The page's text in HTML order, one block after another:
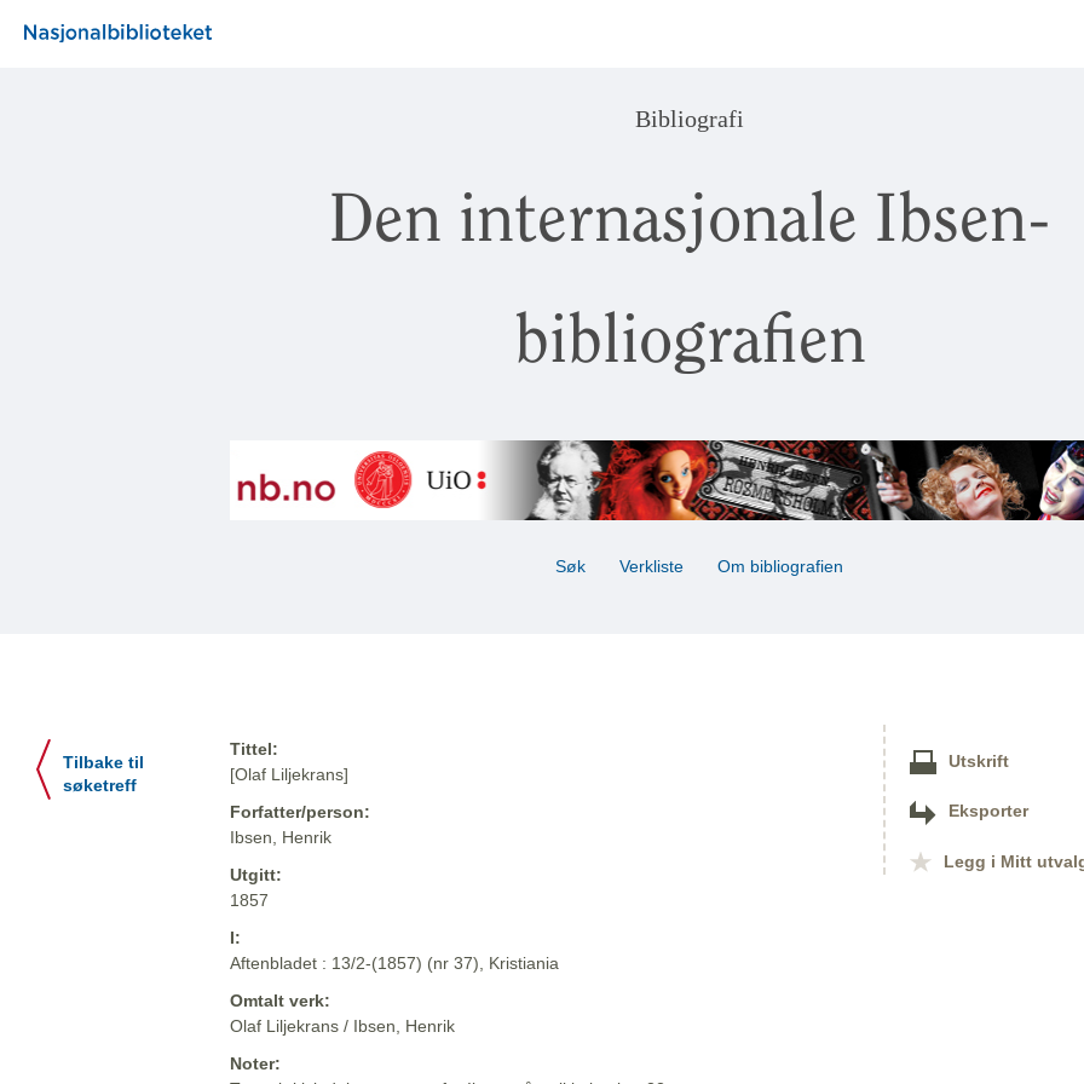
Bibliografi
Den internasjonale Ibsen-
bibliografien
Søk Verkliste Om bibliografien
Tilbake til
søketreff
Tittel:
[Olaf Liljekrans]
Forfatter/person:
Ibsen, Henrik
Utgitt:
1857
I:
Aftenbladet : 13/2-(1857) (nr 37), Kristiania
Omtalt verk:
Olaf Liljekrans / Ibsen, Henrik
Noter:
Utskrift
Eksporter
Legg i Mitt